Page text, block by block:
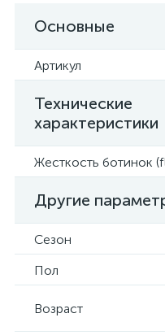
Основные
Артикул
Технические
характеристики
Жесткость ботинок
Другие
Сезон
Пол
Возраст